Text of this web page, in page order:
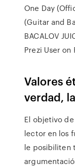
One Day
(Guitar and
BACALOV
Prezi User on
Valores
verdad,
El objetivo
lector en los
le posibiliten